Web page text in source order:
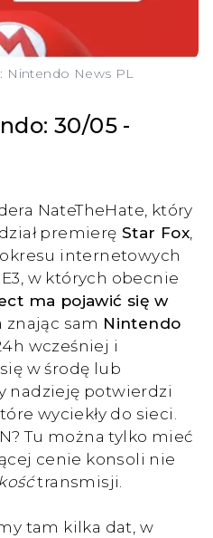
Nintendo News PL
30/05 -
NateTheHate, który
premierę Star Fox
internetowych
w których obecnie
ma pojawić się w
a znając sam Nintendo
wcześniej i
w środę lub
nadzieję potwierdzi
wyciekły do sieci.
Tu można tylko mieć
cenie konsoli nie
transmisji.
tam kilka dat, w